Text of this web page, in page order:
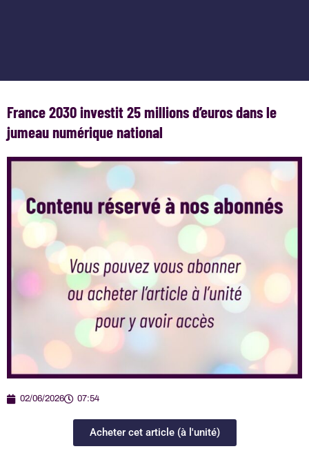
France 2030 investit 25 millions d’euros dans le
jumeau numérique national
02/06/2026 07:54
Acheter cet article (à l'unité)